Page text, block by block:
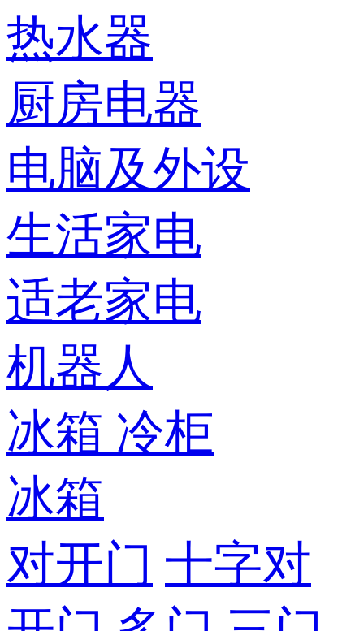
热水器
厨房电器
电脑及外设
生活家电
适老家电
机器人
冰箱 冷柜
冰箱
对开门 十字对